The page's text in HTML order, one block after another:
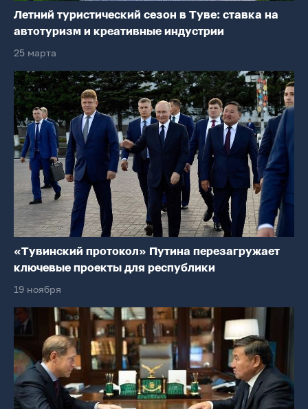
Летний туристический сезон в Туве: ставка на
автотуризм и креативные индустрии
25 марта
«Тувинский протокол» Путина перезагружает
ключевые проекты для республики
19 ноября